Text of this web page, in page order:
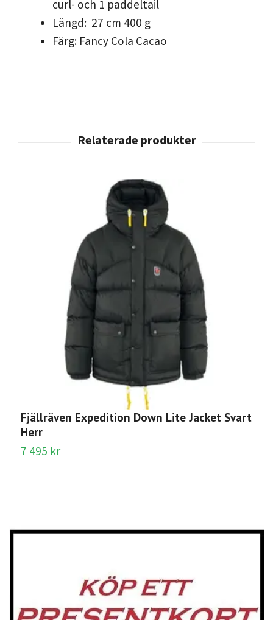
curl- och 1 paddeltail
Längd: 27 cm 400 g
Färg: Fancy Cola Cacao
Fjällräven Expedition Down Lite Jacket Svart
Herr
7 495 kr